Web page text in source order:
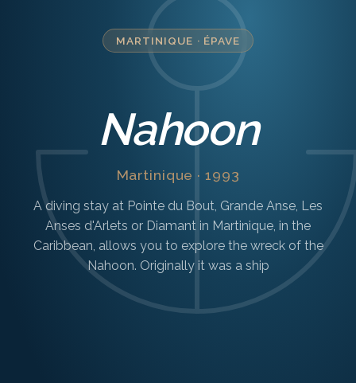
MARTINIQUE · ÉPAVE
Nahoon
Martinique · 1993
A diving stay at Pointe du Bout, Grande Anse, Les
Anses d'Arlets or Diamant in Martinique, in the
Caribbean, allows you to explore the wreck of the
Nahoon. Originally it was a ship